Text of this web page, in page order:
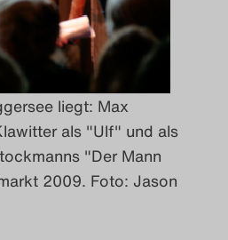
liegt: Max
als "Ulf" und als
"Der Mann
2009. Foto: Jason